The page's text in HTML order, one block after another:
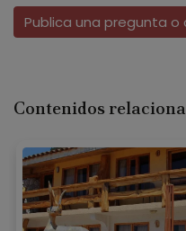
Publica una pregunta
Contenidos